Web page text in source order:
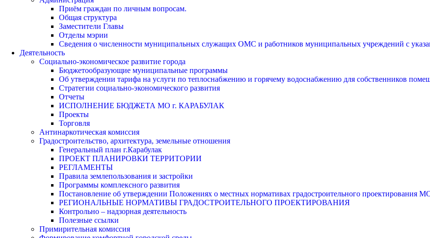
Приём граждан по личным вопросам.
Общая структура
Заместители Главы
Отделы мэрии
Сведения о численности муниципальных служащих ОМС и работников муниципальных учреждений с
Деятельность
Социально-экономическое развитие города
Бюджетообразующие муниципальные программы
Об утверждении тарифа на услуги по теплоснабжению и горячему водоснабжению для собственников
Стратегии социально-экономического развития
Отчеты
ИСПОЛНЕНИЕ БЮДЖЕТА МО г. КАРАБУЛАК
Проекты
Торговля
Антинаркотическая комиссия
Градостроительство, архитектура, земельные отношения
Генеральный план г.Карабулак
ПРОЕКТ ПЛАНИРОВКИ ТЕРРИТОРИИ
РЕГЛАМЕНТЫ
Правила землепользования и застройки
Программы комплексного развития
Постановление об утверждении Положениях о местных нормативах градостроительного проектирования
РЕГИОНАЛЬНЫЕ НОРМАТИВЫ ГРАДОСТРОИТЕЛЬНОГО ПРОЕКТИРОВАНИЯ
Контрольно – надзорная деятельность
Полезные ссылки
Примирительная комиссия